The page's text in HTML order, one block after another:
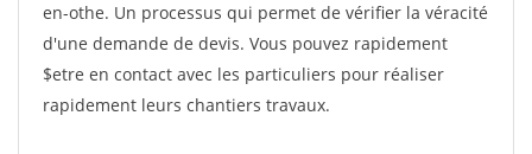
en-othe. Un processus qui permet de vérifier la véracité
d'une demande de devis. Vous pouvez rapidement
$etre en contact avec les particuliers pour réaliser
rapidement leurs chantiers travaux.